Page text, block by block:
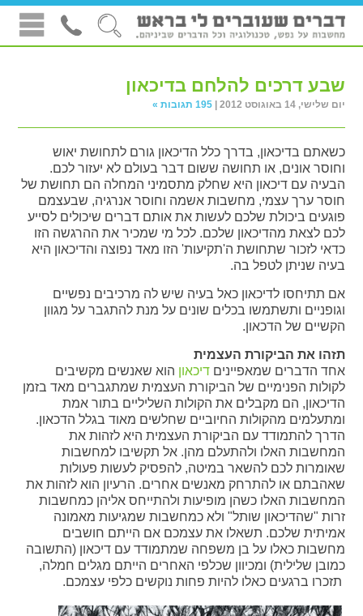
שבע דרכים להלחם בדיכאון
יום שלישי, 14 באוגוסט 2012 | 195 תגובות »
כשאתם בדיכאון, בדרך כלל הדיכאון גורם לתחושת יאוש
וחוסר אונים, או תחושה ששום דבר בעולם לא יעזור לכם.
הבעיה עם דיכאון היא שחלק מתסמיני המחלה הם תחושת של
חוסר ערך עצמי, מחשבות אשמה וחוסר אנרגיה, שבעצמם
פוגעים ביכולת שלכם לעשות את אותם דברים שיכולים לסייע
לכם לצאת מהדיכאון שלכם. לכל מי שמכיר את ההרגשה הזו
כדאי לזכור שתחושת ה'תקיעות' הזו מאד נפוצה והדיכאון היא
בעיה שניתן לטפל בה.
אם תתיחסו לדיכאון כאל בעיה שיש לה מרכיבים נפשיים
וגופניים ותשתמשו בכלים שונים על מנת להתגבר על מגוון
הקשיים של הדכאון.
תזהו את הביקורת העצמית
אחד הדברים שמאפייניםדיכאון הוא שאנשים מקשיבים
לקולות הפנימיים של הביקורת העצמית שמתגברים מאד בזמן
הדיכאון, הם מקבלים את הקולות השליליים בתור אמת
ומתעלמים מהקולות החיוביים שחלשים מאוד בגלל הדכאון.
הדרך להתמודד עם הביקורת העצמית היא לזהות את
המחשבות האלו ולהתעלם מהן. אל תקשיבו למחשבות
שאומרות לכם להשאר במיטה, להפסיק לעשות פעולות
שאהבתם או להתרחק מאנשים אחרים. הרעיון הוא לזהות את
המחשבות האלו כשהן מופיעות ולהתייחס אליהן כמחשבות
זרות "שהדיכאון שותל" ולא כמחשבות שמגיעות מאמונה
אמיתית שלכם. תשאלו את עצמכם אם הייתם חושבים
מחשבות כאלו על בן משפחה שמתמודד עם דיכאון (התשובה
כמובן שלילית) ומכיוון שכלפי האחרים הייתם מגלים חמלה,
תזכרו ברגעים כאלו להיות פחות נוקשים כלפי עצמכם.